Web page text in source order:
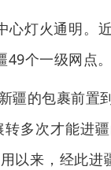
心灯火通明。
个一级网点。
疆的包裹前置
多次才能进
以来，经此